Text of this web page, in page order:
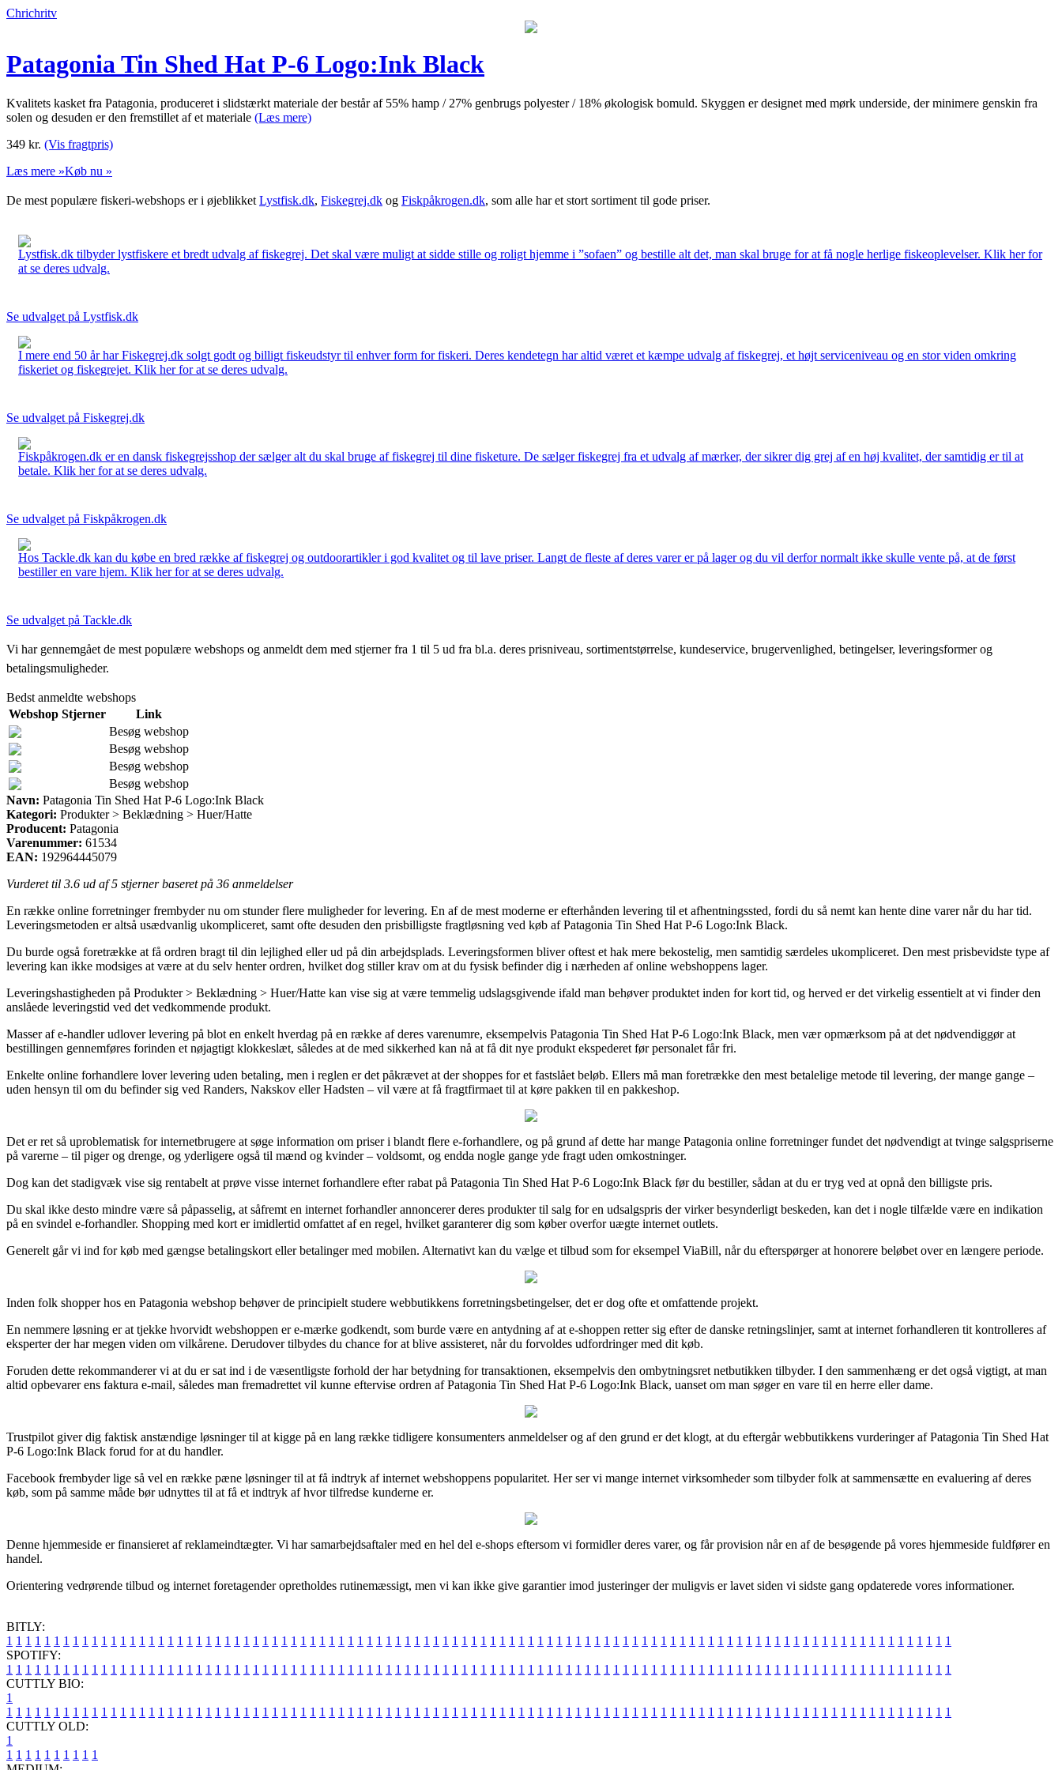
Chrichritv
Patagonia Tin Shed Hat P-6 Logo:Ink Black
Kvalitets kasket fra Patagonia, produceret i slidstærkt materiale der består af 55% hamp / 27% genbrugs polyester / 18% økologisk bomuld. Skyggen er designet med mørk underside, der minimere genskin fra
solen og desuden er den fremstillet af et materiale (Læs mere)
349 kr. (Vis fragtpris)
Læs mere »Køb nu »
De mest populære fiskeri-webshops er i øjeblikket Lystfisk.dk, Fiskegrej.dk og Fiskpåkrogen.dk, som alle har et stort sortiment til gode priser.
Lystfisk.dk tilbyder lystfiskere et bredt udvalg af fiskegrej. Det skal være muligt at sidde stille og roligt hjemme i ”sofaen” og bestille alt det, man skal bruge for at få nogle herlige fiskeoplevelser. Klik her for
at se deres udvalg.
Se udvalget på Lystfisk.dk
I mere end 50 år har Fiskegrej.dk solgt godt og billigt fiskeudstyr til enhver form for fiskeri. Deres kendetegn har altid været et kæmpe udvalg af fiskegrej, et højt serviceniveau og en stor viden omkring
fiskeriet og fiskegrejet. Klik her for at se deres udvalg.
Se udvalget på Fiskegrej.dk
Fiskpåkrogen.dk er en dansk fiskegrejsshop der sælger alt du skal bruge af fiskegrej til dine fisketure. De sælger fiskegrej fra et udvalg af mærker, der sikrer dig grej af en høj kvalitet, der samtidig er til at
betale. Klik her for at se deres udvalg.
Se udvalget på Fiskpåkrogen.dk
Hos Tackle.dk kan du købe en bred række af fiskegrej og outdoorartikler i god kvalitet og til lave priser. Langt de fleste af deres varer er på lager og du vil derfor normalt ikke skulle vente på, at de først
bestiller en vare hjem. Klik her for at se deres udvalg.
Se udvalget på Tackle.dk
Vi har gennemgået de mest populære webshops og anmeldt dem med stjerner fra 1 til 5 ud fra bl.a. deres prisniveau, sortimentstørrelse, kundeservice, brugervenlighed, betingelser, leveringsformer og
betalingsmuligheder.
Bedst anmeldte webshops
Webshop Stjerner
Link
Besøg webshop
Besøg webshop
Besøg webshop
Besøg webshop
Navn: Patagonia Tin Shed Hat P-6 Logo:Ink Black
Kategori: Produkter > Beklædning > Huer/Hatte
Producent: Patagonia
Varenummer: 61534
EAN: 192964445079
Vurderet til 3.6 ud af 5 stjerner baseret på 36 anmeldelser
En række online forretninger frembyder nu om stunder flere muligheder for levering. En af de mest moderne er efterhånden levering til et afhentningssted, fordi du så nemt kan hente dine varer når du har tid.
Leveringsmetoden er altså usædvanlig ukompliceret, samt ofte desuden den prisbilligste fragtløsning ved køb af Patagonia Tin Shed Hat P-6 Logo:Ink Black.
Du burde også foretrække at få ordren bragt til din lejlighed eller ud på din arbejdsplads. Leveringsformen bliver oftest et hak mere bekostelig, men samtidig særdeles ukompliceret. Den mest prisbevidste type af
levering kan ikke modsiges at være at du selv henter ordren, hvilket dog stiller krav om at du fysisk befinder dig i nærheden af online webshoppens lager.
Leveringshastigheden på Produkter > Beklædning > Huer/Hatte kan vise sig at være temmelig udslagsgivende ifald man behøver produktet inden for kort tid, og herved er det virkelig essentielt at vi finder den
anslåede leveringstid ved det vedkommende produkt.
Masser af e-handler udlover levering på blot en enkelt hverdag på en række af deres varenumre, eksempelvis Patagonia Tin Shed Hat P-6 Logo:Ink Black, men vær opmærksom på at det nødvendiggør at
bestillingen gennemføres forinden et nøjagtigt klokkeslæt, således at de med sikkerhed kan nå at få dit nye produkt ekspederet før personalet får fri.
Enkelte online forhandlere lover levering uden betaling, men i reglen er det påkrævet at der shoppes for et fastslået beløb. Ellers må man foretrække den mest betalelige metode til levering, der mange gange –
uden hensyn til om du befinder sig ved Randers, Nakskov eller Hadsten – vil være at få fragtfirmaet til at køre pakken til en pakkeshop.
Det er ret så uproblematisk for internetbrugere at søge information om priser i blandt flere e-forhandlere, og på grund af dette har mange Patagonia online forretninger fundet det nødvendigt at tvinge salgspriserne
på varerne – til piger og drenge, og yderligere også til mænd og kvinder – voldsomt, og endda nogle gange yde fragt uden omkostninger.
Dog kan det stadigvæk vise sig rentabelt at prøve visse internet forhandlere efter rabat på Patagonia Tin Shed Hat P-6 Logo:Ink Black før du bestiller, sådan at du er tryg ved at opnå den billigste pris.
Du skal ikke desto mindre være så påpasselig, at såfremt en internet forhandler annoncerer deres produkter til salg for en udsalgspris der virker besynderligt beskeden, kan det i nogle tilfælde være en indikation
på en svindel e-forhandler. Shopping med kort er imidlertid omfattet af en regel, hvilket garanterer dig som køber overfor uægte internet outlets.
Generelt går vi ind for køb med gængse betalingskort eller betalinger med mobilen. Alternativt kan du vælge et tilbud som for eksempel ViaBill, når du efterspørger at honorere beløbet over en længere periode.
Inden folk shopper hos en Patagonia webshop behøver de principielt studere webbutikkens forretningsbetingelser, det er dog ofte et omfattende projekt.
En nemmere løsning er at tjekke hvorvidt webshoppen er e-mærke godkendt, som burde være en antydning af at e-shoppen retter sig efter de danske retningslinjer, samt at internet forhandleren tit kontrolleres af
eksperter der har megen viden om vilkårene. Derudover tilbydes du chance for at blive assisteret, når du forvoldes udfordringer med dit køb.
Foruden dette rekommanderer vi at du er sat ind i de væsentligste forhold der har betydning for transaktionen, eksempelvis den ombytningsret netbutikken tilbyder. I den sammenhæng er det også vigtigt, at man
altid opbevarer ens faktura e-mail, således man fremadrettet vil kunne eftervise ordren af Patagonia Tin Shed Hat P-6 Logo:Ink Black, uanset om man søger en vare til en herre eller dame.
Trustpilot giver dig faktisk anstændige løsninger til at kigge på en lang række tidligere konsumenters anmeldelser og af den grund er det klogt, at du eftergår webbutikkens vurderinger af Patagonia Tin Shed Hat
P-6 Logo:Ink Black forud for at du handler.
Facebook frembyder lige så vel en række pæne løsninger til at få indtryk af internet webshoppens popularitet. Her ser vi mange internet virksomheder som tilbyder folk at sammensætte en evaluering af deres
køb, som på samme måde bør udnyttes til at få et indtryk af hvor tilfredse kunderne er.
Denne hjemmeside er finansieret af reklameindtægter. Vi har samarbejdsaftaler med en hel del e-shops eftersom vi formidler deres varer, og får provision når en af de besøgende på vores hjemmeside fuldfører en
handel.
Orientering vedrørende tilbud og internet foretagender opretholdes rutinemæssigt, men vi kan ikke give garantier imod justeringer der muligvis er lavet siden vi sidste gang opdaterede vores informationer.
BITLY:
1 1 1 1 1 1 1 1 1 1 1 1 1 1 1 1 1 1 1 1 1 1 1 1 1 1 1 1 1 1 1 1 1 1 1 1 1 1 1 1 1 1 1 1 1 1 1 1 1 1 1 1 1 1 1 1 1 1 1 1 1 1 1 1 1 1 1 1 1 1 1 1 1 1 1 1 1 1 1 1 1 1 1 1 1 1 1 1 1 1 1 1 1 1 1 1 1 1 1 1
SPOTIFY:
1 1 1 1 1 1 1 1 1 1 1 1 1 1 1 1 1 1 1 1 1 1 1 1 1 1 1 1 1 1 1 1 1 1 1 1 1 1 1 1 1 1 1 1 1 1 1 1 1 1 1 1 1 1 1 1 1 1 1 1 1 1 1 1 1 1 1 1 1 1 1 1 1 1 1 1 1 1 1 1 1 1 1 1 1 1 1 1 1 1 1 1 1 1 1 1 1 1 1 1
CUTTLY BIO:
1
1 1 1 1 1 1 1 1 1 1 1 1 1 1 1 1 1 1 1 1 1 1 1 1 1 1 1 1 1 1 1 1 1 1 1 1 1 1 1 1 1 1 1 1 1 1 1 1 1 1 1 1 1 1 1 1 1 1 1 1 1 1 1 1 1 1 1 1 1 1 1 1 1 1 1 1 1 1 1 1 1 1 1 1 1 1 1 1 1 1 1 1 1 1 1 1 1 1 1 1
CUTTLY OLD:
1
1 1 1 1 1 1 1 1 1 1